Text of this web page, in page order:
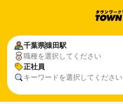
千葉県猿田駅
職種を選択してください
正社員
キーワードを選択してください